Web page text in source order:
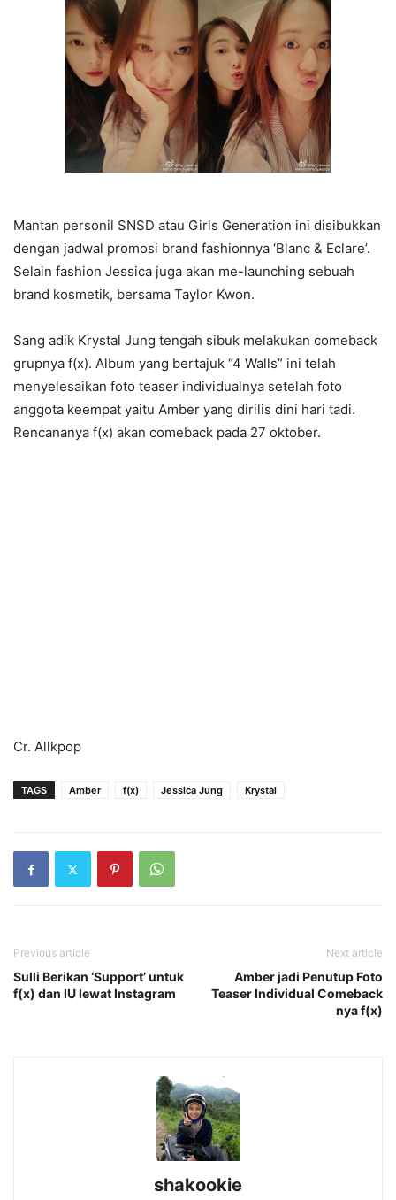
Mantan personil SNSD atau Girls Generation ini disibukkan
dengan jadwal promosi brand fashionnya ‘Blanc & Eclare’.
Selain fashion Jessica juga akan me-launching sebuah
brand kosmetik, bersama Taylor Kwon.
Sang adik Krystal Jung tengah sibuk melakukan comeback
grupnya f(x). Album yang bertajuk “4 Walls” ini telah
menyelesaikan foto teaser individualnya setelah foto
anggota keempat yaitu Amber yang dirilis dini hari tadi.
Rencananya f(x) akan comeback pada 27 oktober.
Cr. Allkpop
TAGS Amber f(x) Jessica Jung Krystal
Previous article
Sulli Berikan ‘Support’ untuk
f(x) dan IU lewat Instagram
Next article
Amber jadi Penutup Foto
Teaser Individual Comeback
nya f(x)
shakookie